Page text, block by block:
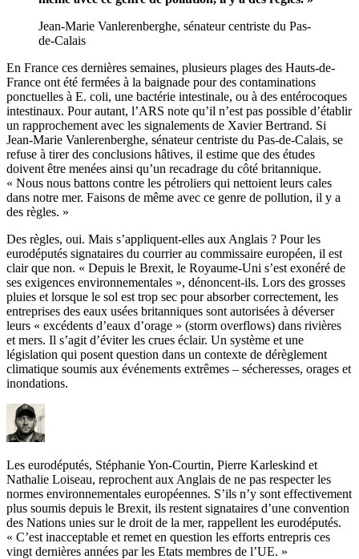
Jean-Marie Vanlerenberghe, sénateur centriste du Pas-
de-Calais
En France ces dernières semaines, plusieurs plages des Hauts-de-
France ont été fermées à la baignade pour des contaminations
ponctuelles à E. coli, une bactérie intestinale, ou à des entérocoques
intestinaux. Pour autant, l’ARS note qu’il n’est pas possible d’établir
un rapprochement avec les signalements de Xavier Bertrand. Si
Jean-Marie Vanlerenberghe, sénateur centriste du Pas-de-Calais, se
refuse à tirer des conclusions hâtives, il estime que des études
doivent être menées ainsi qu’un recadrage du côté britannique.
« Nous nous battons contre les pétroliers qui nettoient leurs cales
dans notre mer. Faisons de même avec ce genre de pollution, il y a
des règles. »
Des règles, oui. Mais s’appliquent-elles aux Anglais ? Pour les
eurodéputés signataires du courrier au commissaire européen, il est
clair que non. « Depuis le Brexit, le Royaume-Uni s’est exonéré de
ses exigences environnementales », dénoncent-ils. Lors des grosses
pluies et lorsque le sol est trop sec pour absorber correctement, les
entreprises des eaux usées britanniques sont autorisées à déverser
leurs « excédents d’eaux d’orage » (storm overflows) dans rivières
et mers. Il s’agit d’éviter les crues éclair. Un système et une
législation qui posent question dans un contexte de dérèglement
climatique soumis aux événements extrêmes – sécheresses, orages et
inondations.
Les eurodéputés, Stéphanie Yon-Courtin, Pierre Karleskind et
Nathalie Loiseau, reprochent aux Anglais de ne pas respecter les
normes environnementales européennes. S’ils n’y sont effectivement
plus soumis depuis le Brexit, ils restent signataires d’une convention
des Nations unies sur le droit de la mer, rappellent les eurodéputés.
« C’est inacceptable et remet en question les efforts entrepris ces
vingt dernières années par les Etats membres de l’UE. »